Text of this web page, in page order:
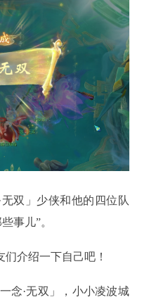
双」少侠和他的四位队
事儿”。
介绍一下自己吧！
念·无双」，小小凌波城